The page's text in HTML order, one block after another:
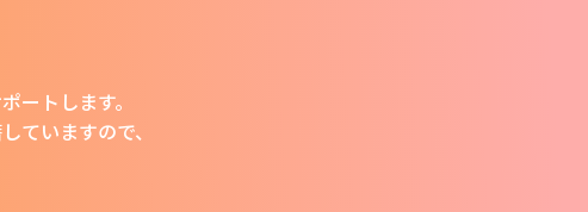
ートします。
ていますので、